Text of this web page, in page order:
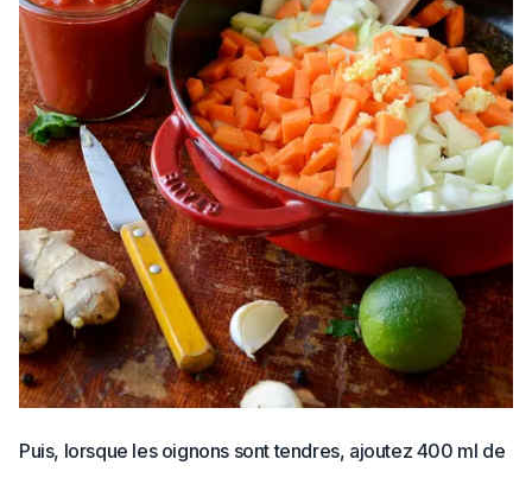
Puis, lorsque les oignons sont tendres, ajoutez 400 ml de